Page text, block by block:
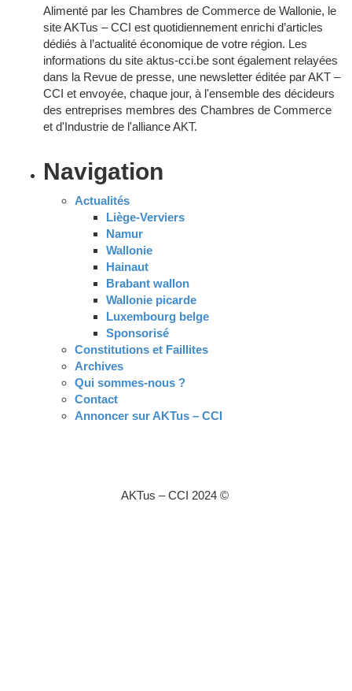
Alimenté par les Chambres de Commerce de Wallonie, le
site AKTus – CCI est quotidiennement enrichi d’articles
dédiés à l’actualité économique de votre région. Les
informations du site aktus-cci.be sont également relayées
dans la Revue de presse, une newsletter éditée par AKT –
CCI et envoyée, chaque jour, à l'ensemble des décideurs
des entreprises membres des Chambres de Commerce
et d'Industrie de l'alliance AKT.
Navigation
Actualités
Liège-Verviers
Namur
Wallonie
Hainaut
Brabant wallon
Wallonie picarde
Luxembourg belge
Sponsorisé
Constitutions et Faillites
Archives
Qui sommes-nous ?
Contact
Annoncer sur AKTus – CCI
AKTus – CCI 2024 ©